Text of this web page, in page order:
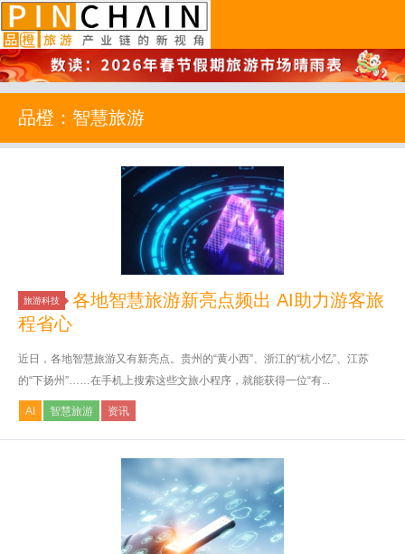
品橙旅游
品橙：智慧旅游
旅游科技
各地智慧旅游新亮点频出 AI助力游客旅
程省心
近日，各地智慧旅游又有新亮点。贵州的“黄小西”、浙江的“杭小忆”、江苏
的“下扬州”……在手机上搜索这些文旅小程序，就能获得一位“有...
AI 智慧旅游 资讯